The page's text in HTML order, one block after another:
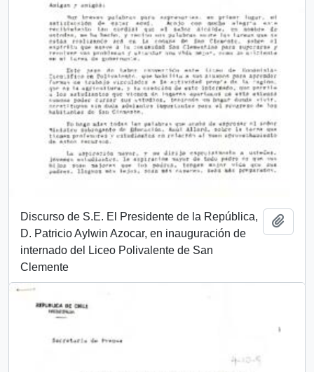
Discurso de S.E. El Presidente de la República,
D. Patricio Aylwin Azocar, en inauguración de
internado del Liceo Polivalente de San
Clemente